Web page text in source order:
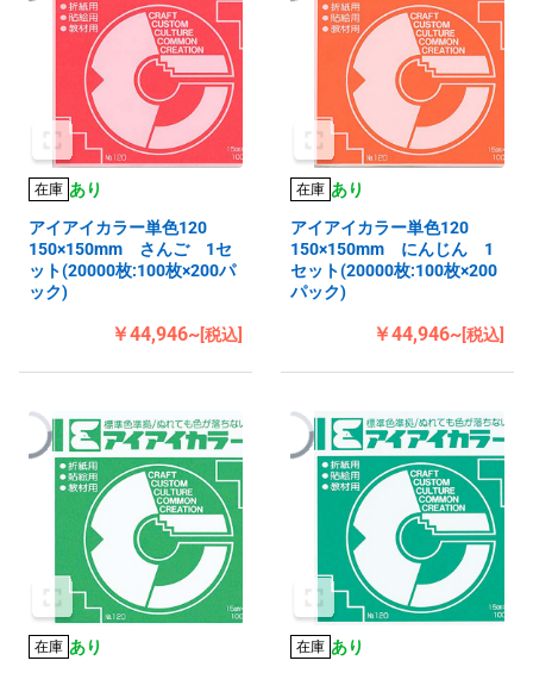
在庫 あり
アイアイカラー単色120
150×150mm さんご 1セ
ット(20000枚:100枚×200パ
ック)
￥44,946~[税込]
在庫 あり
アイアイカラー単色120
150×150mm にんじん 1
セット(20000枚:100枚×200
パック)
￥44,946~[税込]
在庫 あり
在庫 あり